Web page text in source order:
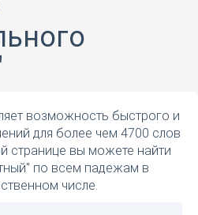
возможность быстрого и
для более чем 4700 слов
странице вы можете найти
по всем падежам в
числе.